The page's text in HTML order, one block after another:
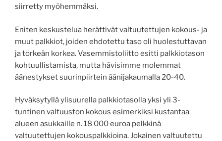
siirretty myöhemmäksi.
Eniten keskustelua herättivät valtuutettujen kokous- ja
muut palkkiot, joiden ehdotettu taso oli huolestuttavan
ja törkeän korkea. Vasemmistoliitto esitti palkkiotason
kohtuullistamista, mutta hävisimme molemmat
äänestykset suurinpiirtein äänijakaumalla 20-40.
Hyväksytyllä ylisuurella palkkiotasolla yksi yli 3-
tuntinen valtuuston kokous esimerkiksi kustantaa
alueen asukkaille n. 18 000 euroa pelkkinä
valtuutettujen kokouspalkkioina. Jokainen valtuutettu